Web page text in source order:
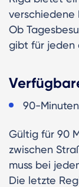
verschiedene
Ob
gibt für jeden
90-
Gültig für 90
zwischen
muss bei
Die letzte